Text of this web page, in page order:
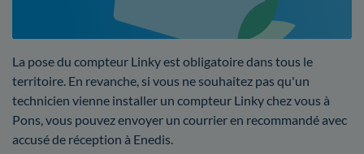
La pose du compteur Linky est obligatoire dans tous le
territoire. En revanche, si vous ne souhaitez pas qu'un
technicien vienne installer un compteur Linky chez vous à
Pons, vous pouvez envoyer un courrier en recommandé avec
accusé de réception à Enedis.